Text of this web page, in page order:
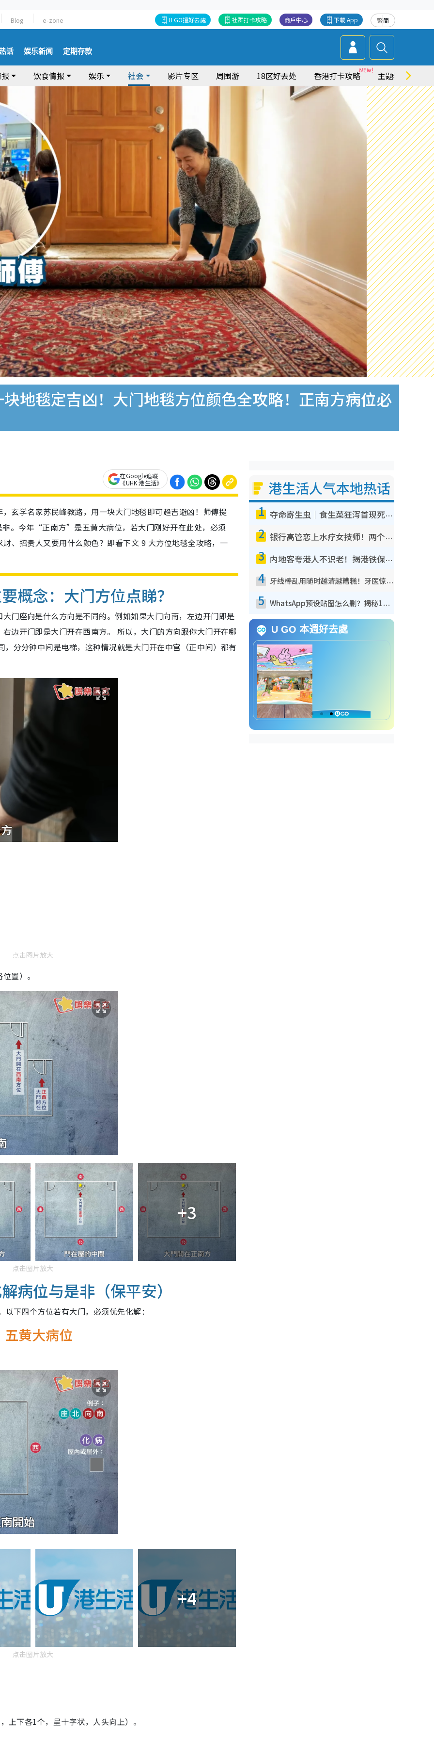
Blog e-zone 繁简
下載 App
商戶中心
社群打卡攻略
U GO搵好去處
话 娱乐新闻 定期存款
饮食情报 娱乐 社会 影片专区 周围游 18区好去处 香港打卡攻略 主题特集
地毯定吉凶！大门地毯方位颜色全攻略！正南方病位必
在Google追蹤
《UHK 港生活》
玄学名家苏民峰教路，用一块大门地毯即可趋吉避凶！师傅提
。今年“正南方”是五黄大病位，若大门刚好开在此处，必须
、招贵人又要用什么颜色？即看下文 9 大方位地毯全攻略，一
概念：大门方位点睇？
门座向是什么方向是不同的。例如如果大门向南，左边开门即是
边开门即是大门开在西南方。 所以，大门的方向跟你大门开在哪
分分钟中间是电梯，这种情况就是大门开在中宫（正中间）都有
点击图片放大
置）。
+3
点击图片放大
病位与是非（保平安）
下四个方位若有大门，必须优先化解：
黄大病位
+4
点击图片放大
上下各1个，呈十字状，人头向上）。
港生活人气本地热话
1 夺命寄生虫｜食生菜狂泻首现死者！疫潮恶化录1.8万宗病例 揭洗菜3大谬误
2 银行高管恋上水疗女技师！两个月借128万惊觉“沉船”沉落火海 揭背后疑似邪教操控卖淫
3 内地客夸港人不识老！揭港铁保鲜级冷气 港人求放过：别投诉
4 牙线棒乱用随时越清越糟糕！牙医惊揭盲目过户细菌恐致蛀牙：这种才是日常真保养
5 WhatsApp预设贴图怎么删？揭秘1招“反向操作”还原简洁界面 附3步实测教程
U GO 本週好去處